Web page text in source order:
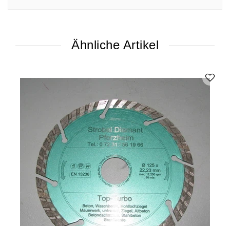
Ähnliche Artikel